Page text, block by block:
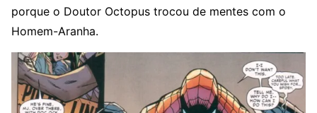
porque o Doutor Octopus trocou de mentes com o
Homem-Aranha.